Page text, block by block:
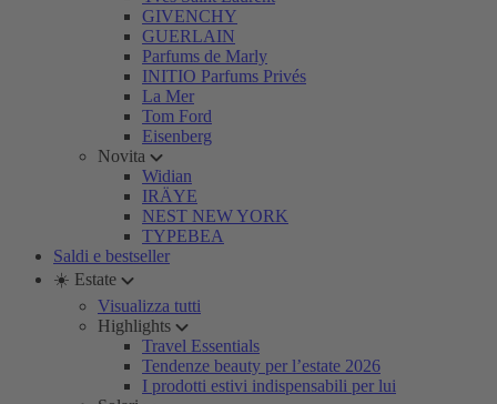
GIVENCHY
GUERLAIN
Parfums de Marly
INITIO Parfums Privés
La Mer
Tom Ford
Eisenberg
Novita
Widian
IRÄYE
NEST NEW YORK
TYPEBEA
Saldi e bestseller
☀️ Estate
Visualizza tutti
Highlights
Travel Essentials
Tendenze beauty per l’estate 2026
I prodotti estivi indispensabili per lui